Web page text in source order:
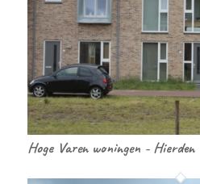
Hoge Varen woningen - Hierden